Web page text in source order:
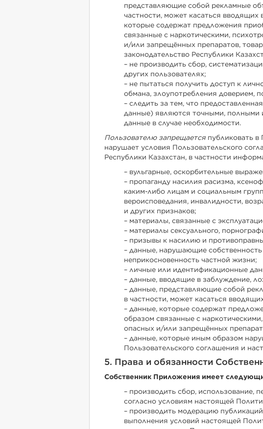
представляющие собой рекламные
частности, может касаться
которые содержат предложения
связанные с наркотическими,
и/или запрещённых препаратов,
законодательство Республики
– не производить сбор,
других пользователях;
– не пытаться получить доступ к
обмана, злоупотребления доверием,
– следить за тем, что
данные) являются точными, полными
данные в случае необходимости.
Пользователю запрещается публиковать
нарушает условия Пользовательского
Республики Казахстан, в частности
– вульгарные, оскорбительные
– пропаганду насилия расизма,
каким-либо лицам и социальным
вероисповедания, инвалидности,
и других признаков;
– материалы, связанные с
– материалы сексуального,
– призывы к насилию и
– данные, нарушающие
неприкосновенность частной жизни;
– личные или идентификационные
– данные, вводящие в заблуждение,
– данные, представляющие собой
в частности, может касаться
– данные, которые содержат
образом связанные с
опасных и/или запрещённых
– данные, которые иным образом
Пользовательского соглашения и
5. Права и обязанности
Собственник Приложения имеет
– производить сбор, использование,
согласно условиям настоящей
– производить модерацию
выполнения условий настоящей